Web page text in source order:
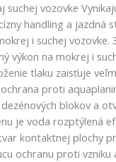
suchej vozovke
handling a jazdná
i suchej vozovke.
výkon na mokrej i
tlaku zaisťuje
proti
blokov a
je voda rozptýlená
kontaktnej plochy
ochranu proti vzniku